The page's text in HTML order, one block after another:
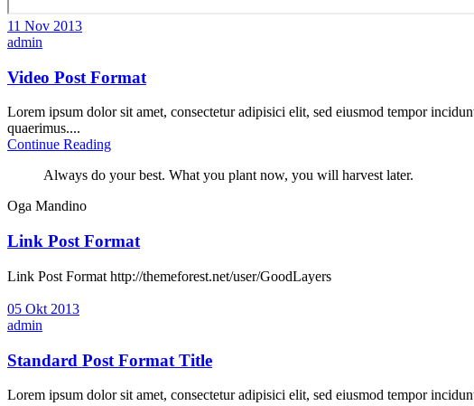
11 Nov 2013
admin
Video Post Format
Lorem ipsum dolor sit amet, consectetur adipisici elit, sed eiusmod tempor
quaerimus....
Continue Reading
Always do your best. What you plant now, you will harvest later.
Oga Mandino
Link Post Format
Link Post Format http://themeforest.net/user/GoodLayers
05 Okt 2013
admin
Standard Post Format Title
Lorem ipsum dolor sit amet, consectetur adipisici elit, sed eiusmod tempor